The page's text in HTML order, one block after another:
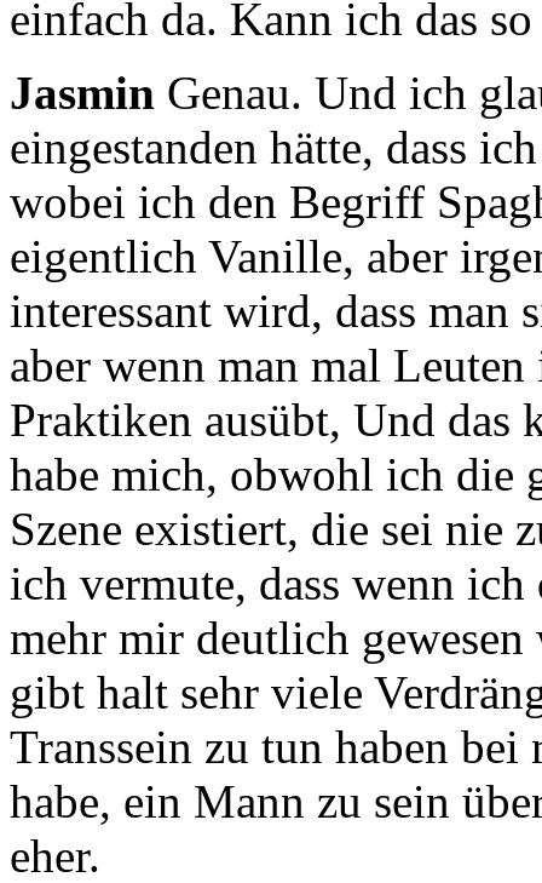
einfach da. Kann ich das so
Jasmin Genau. Und ich
eingestanden hätte, dass
wobei ich den Begriff
eigentlich Vanille, aber
interessant wird, dass man
aber wenn man mal
Praktiken ausübt, Und das
habe mich, obwohl ich die
Szene existiert, die sei nie
ich vermute, dass wenn
mehr mir deutlich
gibt halt sehr viele
Transsein zu tun haben bei
habe, ein Mann zu sein
eher.